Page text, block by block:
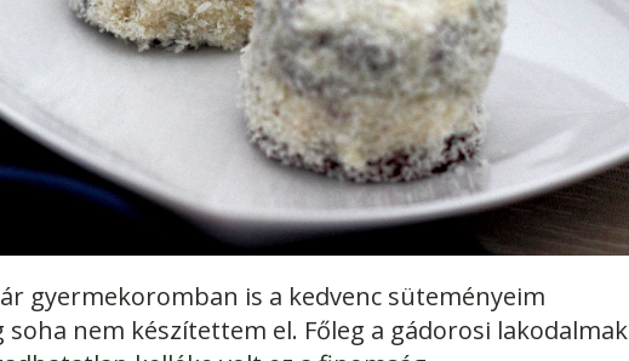
gyermekoromban is a kedvenc süteményeim
soha nem készítettem el. Főleg a gádorosi lakodalmak